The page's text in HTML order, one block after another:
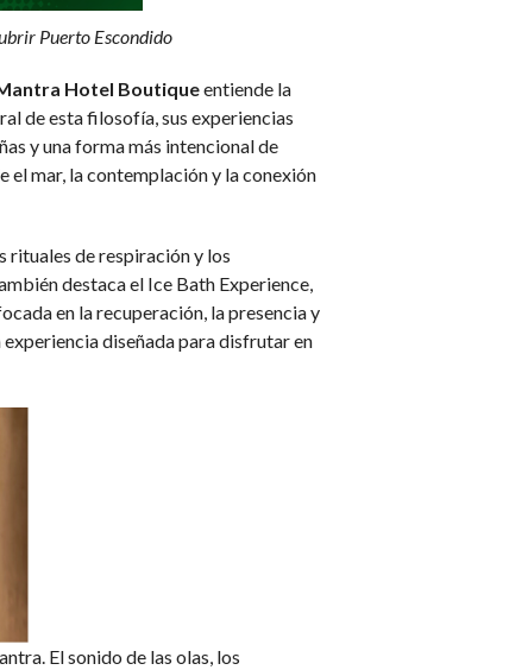
Puerto Escondido
Hotel Boutiqueentiende la
de esta filosofía, sus experiencias
y una forma más intencional de
el mar, la contemplación y la conexión
rituales de respiración y los
destaca el Ice Bath Experience,
en la recuperación, la presencia y
diseñada para disfrutar en
El sonido de las olas, los